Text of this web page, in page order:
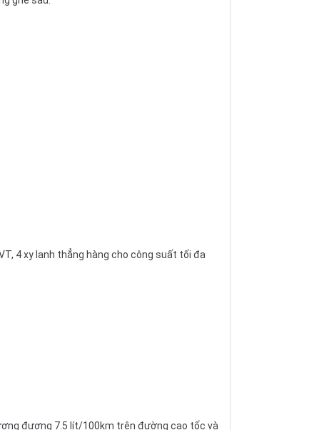
4 xy lanh thẳng hàng cho công suất tối đa
đương 7.5 lít/100km trên đường cao tốc và